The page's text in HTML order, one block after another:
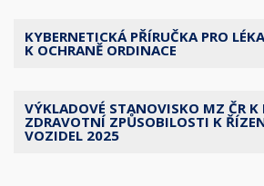
KYBERNETICKÁ PŘÍRUČKA PRO
K OCHRANĚ ORDINACE
VÝKLADOVÉ STANOVISKO MZ ČR
ZDRAVOTNÍ ZPŮSOBILOSTI K
VOZIDEL 2025